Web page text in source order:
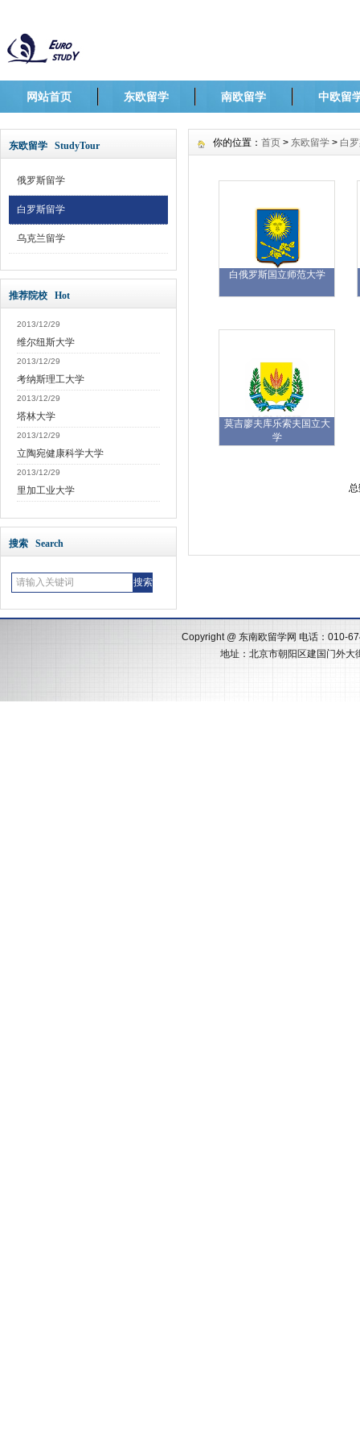
网站首页 东欧留学 南欧留学 中欧留
东欧留学 StudyTour
俄罗斯留学
白罗斯留学
乌克兰留学
推荐院校 Hot
2013/12/29
维尔纽斯大学
2013/12/29
考纳斯理工大学
2013/12/29
塔林大学
2013/12/29
立陶宛健康科学大学
2013/12/29
里加工业大学
搜索 Search
你的位置： 首页 > 东欧留学 > 白
白俄罗斯国立师范大学
莫吉廖夫库乐索夫国立大
学
Copyright @ 东南欧留学网 电话：010-
地址：北京市朝阳区建国门外